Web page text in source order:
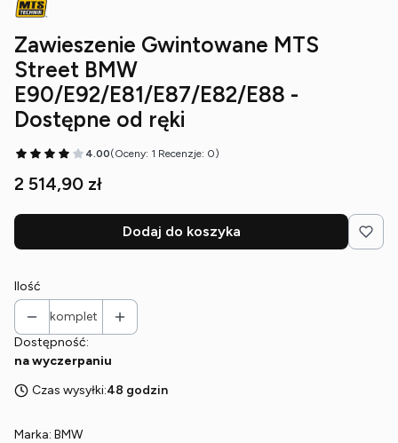
Zawieszenie Gwintowane MTS
Street BMW
E90/E92/E81/E87/E82/E88 -
Dostępne od ręki
4.00(Oceny: 1 Recenzje: 0)
Cena
2 514,90 zł
Dodaj do koszyka
Ilość
komplet
Dostępność:
na wyczerpaniu
Czas wysyłki:48 godzin
Marka: BMW